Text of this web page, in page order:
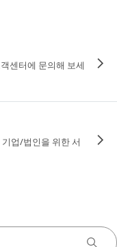
센터에 문의해 보세
업/법인을 위한 서